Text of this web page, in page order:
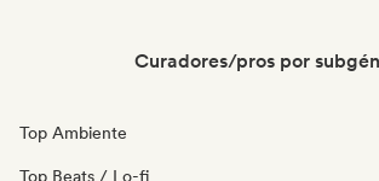
Curadores/pros por
Top Ambiente
Top Beats / Lo-fi